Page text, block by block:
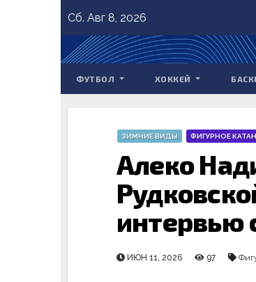
to
content
Сб. Авг 8, 2026
ФУТБОЛ ХОККЕЙ
ЗИМНИЕ ВИДЫ ФИГУРНОЕ
Алеко
интервью
ИЮН 11, 2026 97